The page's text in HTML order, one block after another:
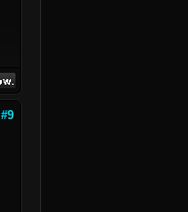
#9